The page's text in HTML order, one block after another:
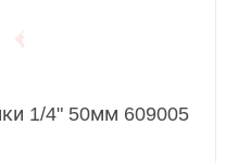
1/4" 50мм 609005